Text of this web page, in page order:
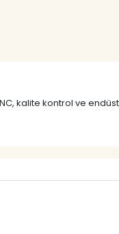
kalite kontrol ve